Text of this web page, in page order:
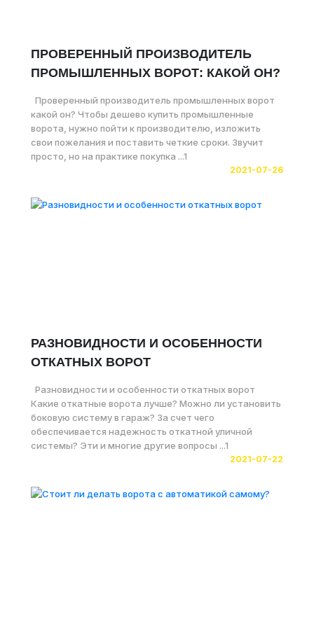
ПРОВЕРЕННЫЙ ПРОИЗВОДИТЕЛЬ
ПРОМЫШЛЕННЫХ ВОРОТ: КАКОЙ ОН?
Проверенный производитель промышленных ворот
какой он? Чтобы дешево купить промышленные
ворота, нужно пойти к производителю, изложить
свои пожелания и поставить четкие сроки. Звучит
просто, но на практике покупка ...1
2021-07-26
РАЗНОВИДНОСТИ И ОСОБЕННОСТИ
ОТКАТНЫХ ВОРОТ
Разновидности и особенности откатных ворот
Какие откатные ворота лучше? Можно ли установить
боковую систему в гараж? За счет чего
обеспечивается надежность откатной уличной
системы? Эти и многие другие вопросы ...1
2021-07-22